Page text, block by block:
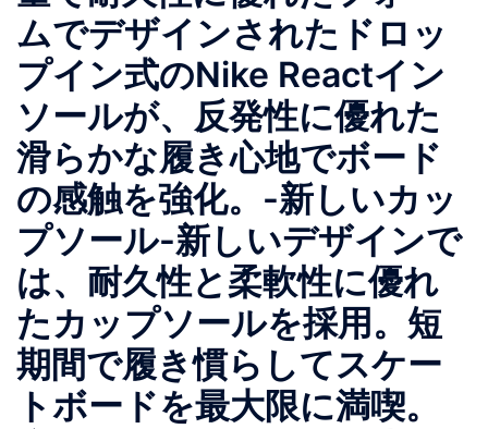
ムでデザインされたドロッ
プイン式のNike Reactイン
ソールが、反発性に優れた
滑らかな履き心地でボード
の感触を強化。-新しいカッ
プソール-新しいデザインで
は、耐久性と柔軟性に優れ
たカップソールを採用。短
期間で履き慣らしてスケー
トボードを最大限に満喫。